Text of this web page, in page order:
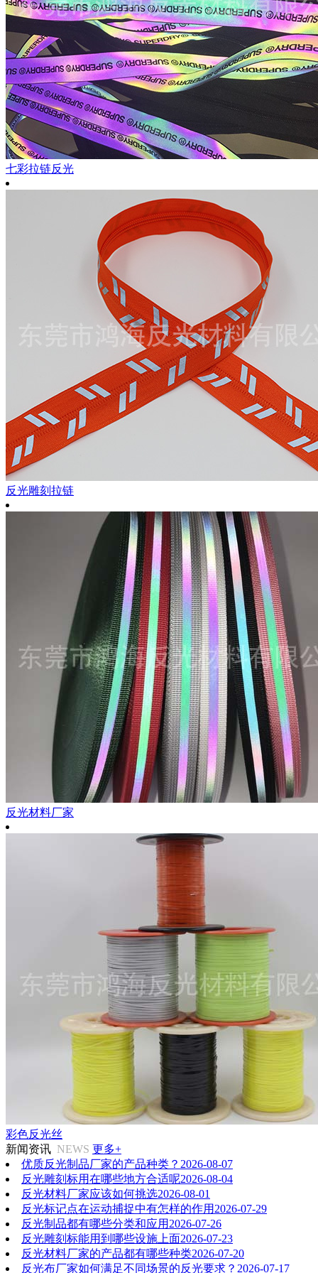
七彩拉链反光
反光雕刻拉链
反光材料厂家
彩色反光丝
新闻资讯 NEWS 更多+
优质反光制品厂家的产品种类？ 2026-08-07
反光雕刻标用在哪些地方合适呢2026-08-04
反光材料厂家应该如何挑选2026-08-01
反光标记点在运动捕捉中有怎样的作用 2026-07-29
反光制品都有哪些分类和应用 2026-07-26
反光雕刻标能用到哪些设施上面2026-07-23
反光材料厂家的产品都有哪些种类2026-07-20
反光布厂家如何满足不同场景的反光要求？ 2026-07-17